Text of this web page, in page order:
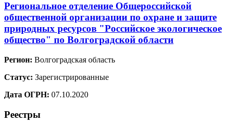
Региональное отделение Общероссийской
общественной организации по охране и защите
природных ресурсов "Российское экологическое
общество" по Волгоградской области
Регион: Волгоградская область
Статус: Зарегистрированные
Дата ОГРН: 07.10.2020
Реестры